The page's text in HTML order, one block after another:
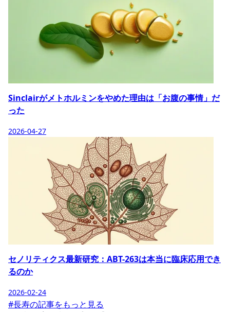
Sinclairがメトホルミンをやめた理由は「お腹の事情」だ
った
2026-04-27
セノリティクス最新研究：ABT-263は本当に臨床応用でき
るのか
2026-02-24
#長寿の記事をもっと見る